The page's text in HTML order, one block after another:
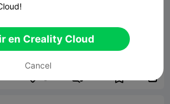
 
en Creality Cloud
Cancel